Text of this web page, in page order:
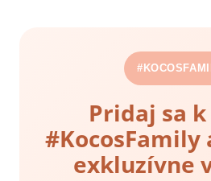
Pridaj sa
#KocosFamily
exkluzívne